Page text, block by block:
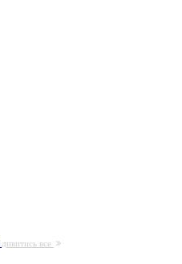
дивитись все